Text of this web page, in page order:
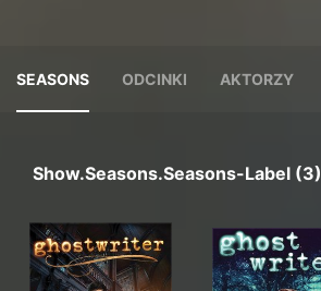
SEASONS ODCINKI AKTORZY
Show.seasons.seasons-Label (3)